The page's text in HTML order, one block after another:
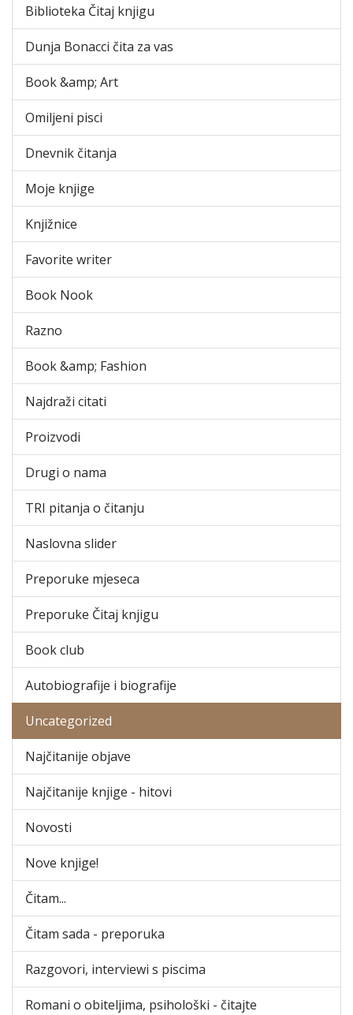
Biblioteka Čitaj knjigu
Dunja Bonacci čita za vas
Book &amp; Art
Omiljeni pisci
Dnevnik čitanja
Moje knjige
Knjižnice
Favorite writer
Book Nook
Razno
Book &amp; Fashion
Najdraži citati
Proizvodi
Drugi o nama
TRI pitanja o čitanju
Naslovna slider
Preporuke mjeseca
Preporuke Čitaj knjigu
Book club
Autobiografije i biografije
Uncategorized
Najčitanije objave
Najčitanije knjige - hitovi
Novosti
Nove knjige!
Čitam...
Čitam sada - preporuka
Razgovori, interviewi s piscima
Romani o obiteljima, psihološki - čitajte